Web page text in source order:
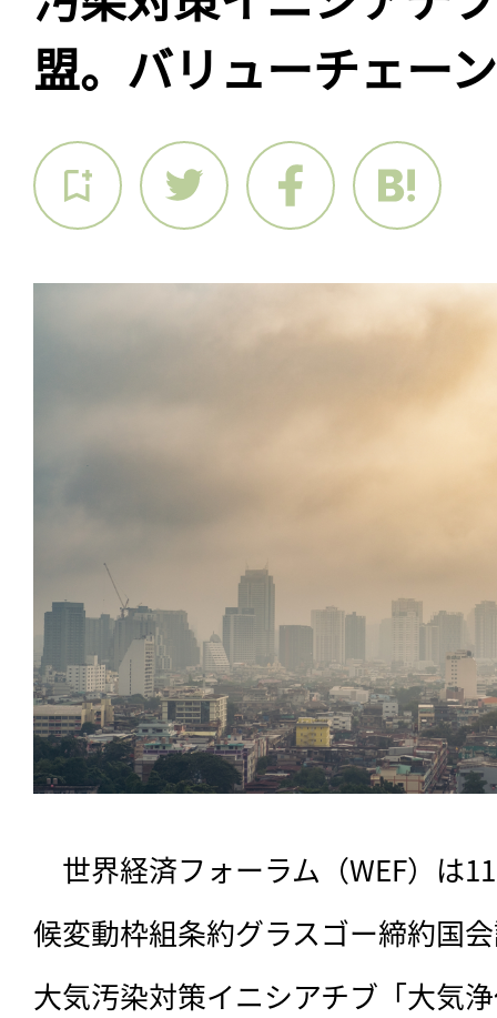
盟。バリューチェー
世界経済フォーラム（WEF）は
候変動枠組条約グラスゴー締約国
大気汚染対策イニシアチブ「大気